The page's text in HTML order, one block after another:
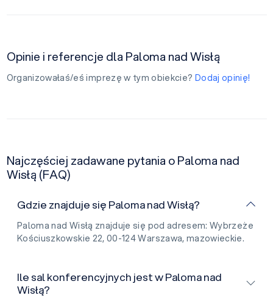
Opinie i referencje dla Paloma nad Wisłą
Organizowałaś/eś imprezę w tym obiekcie? Dodaj opinię!
Najczęściej zadawane pytania o Paloma nad
Wisłą (FAQ)
Gdzie znajduje się Paloma nad Wisłą?
Paloma nad Wisłą znajduje się pod adresem: Wybrzeże
Kościuszkowskie 22, 00-124 Warszawa, mazowieckie.
Ile sal konferencyjnych jest w Paloma nad
Wisłą?